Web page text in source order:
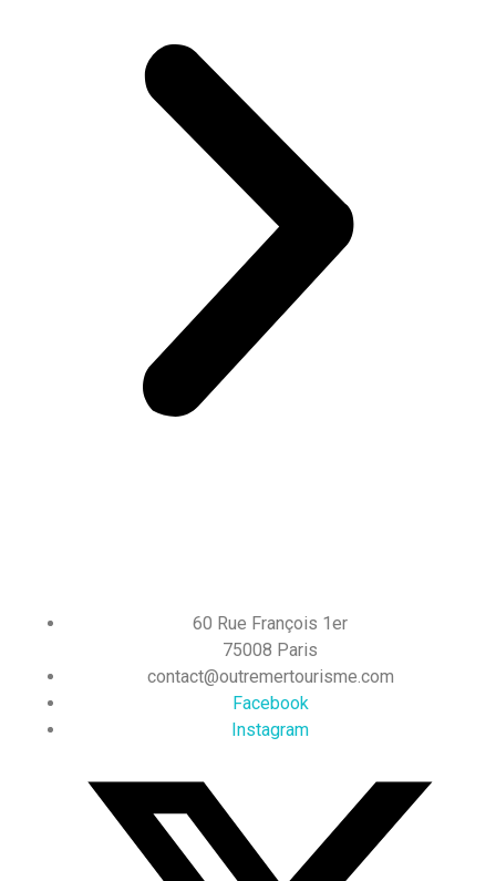
60 Rue François 1er
75008 Paris
contact@outremertourisme.com
Facebook
Instagram